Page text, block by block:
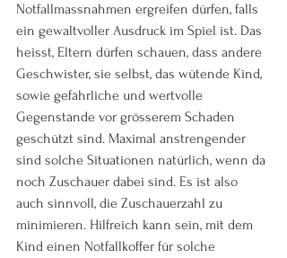
Notfallmassnahmen ergreifen dürfen, falls
ein gewaltvoller Ausdruck im Spiel ist. Das
heisst, Eltern dürfen schauen, dass andere
Geschwister, sie selbst, das wütende Kind,
sowie gefährliche und wertvolle
Gegenstände vor grösserem Schaden
geschützt sind. Maximal anstrengender
sind solche Situationen natürlich, wenn da
noch Zuschauer dabei sind. Es ist also
auch sinnvoll, die Zuschauerzahl zu
minimieren. Hilfreich kann sein, mit dem
Kind einen Notfallkoffer für solche